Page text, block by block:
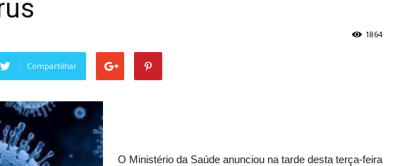
1864
Compartilhar
O Ministério da Saúde anunciou na tarde desta terça-feira